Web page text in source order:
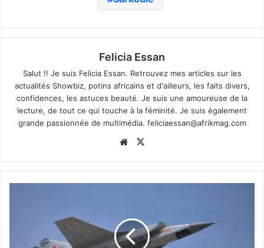
Felicia Essan
Salut !! Je suis Felicia Essan. Retrouvez mes articles sur les
actualités Showbiz, potins africains et d'ailleurs, les faits divers,
confidences, les astuces beauté. Je suis une amoureuse de la
lecture, de tout ce qui touche à la féminité. Je suis également
grande passionnée de multimédia. feliciaessan@afrikmag.com
Website